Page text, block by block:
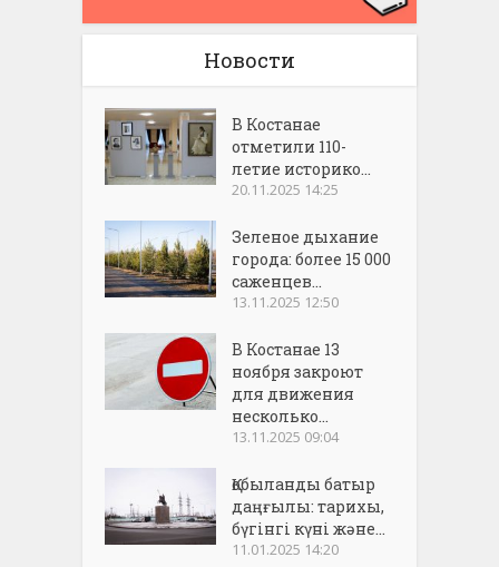
Новости
В Костанае
отметили 110-
летие историко...
20.11.2025 14:25
Зеленое дыхание
города: более 15 000
саженцев...
13.11.2025 12:50
В Костанае 13
ноября закроют
для движения
несколько...
13.11.2025 09:04
Қобыланды батыр
даңғылы: тарихы,
бүгінгі күні және...
11.01.2025 14:20